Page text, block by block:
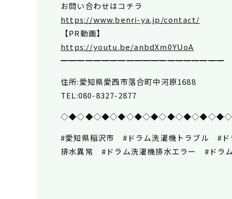
お問い合わせはコチラ
https://www.benri-ya.jp/contact/
【PR動画】
https://youtu.be/anbdXm0YUoA
━━━━━━━━━━━━━━━━━━━━
住所:愛知県愛西市落合町中河原1688
TEL:080-8327-2877
#愛知県稲沢市 #ドラム洗濯機トラブル #
排水異常 #ドラム洗濯機排水エラー #ドラ